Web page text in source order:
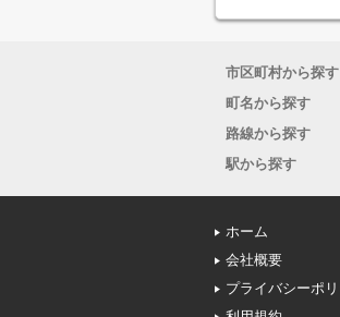
市区町村から探す
町名から探す
路線から探す
駅から探す
ホーム
会社概要
プライバシーポ